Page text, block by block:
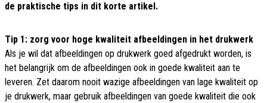
de praktische tips in dit korte artikel.
Tip 1: zorg voor hoge kwaliteit afbeeldingen in het drukwerk
Als je wil dat afbeeldingen op drukwerk goed afgedrukt worden, is
het belangrijk om de afbeeldingen ook in goede kwaliteit aan te
leveren. Zet daarom nooit wazige afbeeldingen van lage kwaliteit op
je drukwerk, maar gebruik afbeeldingen van goede kwaliteit die ook